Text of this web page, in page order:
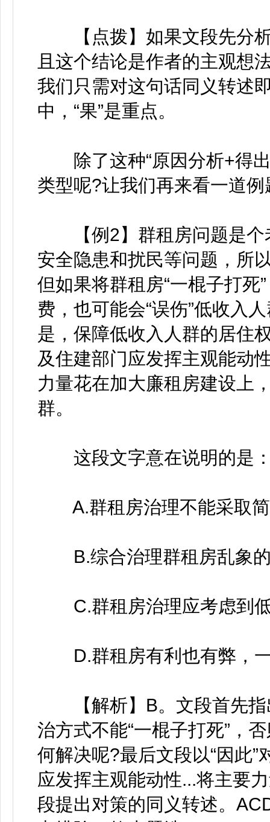
【点拨】如果文段先分析
且这个结论是作者的主观想
我们只需对这句话同义转述
中，“果”是重点。
除了这种“原因分析+得出
类型呢?让我们再来看一道例
【例2】群租房问题是个
安全隐患和扰民等问题，所
但如果将群租房“一棍子打死
费，也可能会“误伤”低收入
是，保障低收入人群的居住
及住建部门应发挥主观能动
力量花在加大廉租房建设上
群。
这段文字意在说明的是
A.群租房治理不能采取简
B.综合治理群租房乱象的
C.群租房治理应考虑到低
D.群租房有利也有弊，一
【解析】B。文段首先指
治方式不能“一棍子打死”，
何解决呢?最后文段以“因此
应发挥主观能动性...将主要
段提出对策的同义转述。